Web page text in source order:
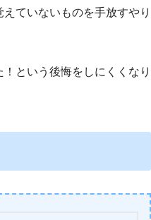
ていないものを手放すやり
という後悔をしにくくなり